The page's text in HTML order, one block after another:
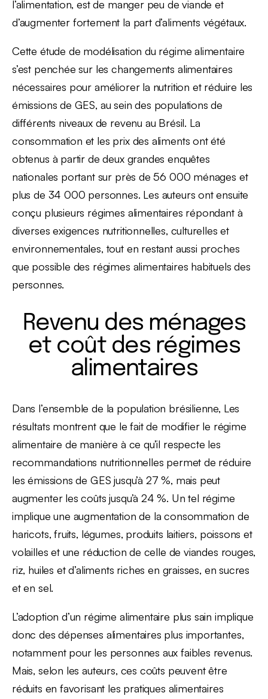
l’alimentation, est de manger peu de viande et
d’augmenter fortement la part d’aliments végétaux.
Cette étude de modélisation du régime alimentaire
s’est penchée sur les changements alimentaires
nécessaires pour améliorer la nutrition et réduire les
émissions de GES, au sein des populations de
différents niveaux de revenu au Brésil. La
consommation et les prix des aliments ont été
obtenus à partir de deux grandes enquêtes
nationales portant sur près de 56 000 ménages et
plus de 34 000 personnes. Les auteurs ont ensuite
conçu plusieurs régimes alimentaires répondant à
diverses exigences nutritionnelles, culturelles et
environnementales, tout en restant aussi proches
que possible des régimes alimentaires habituels des
personnes.
Revenu des ménages
et coût des régimes
alimentaires
Dans l’ensemble de la population brésilienne, Les
résultats montrent que le fait de modifier le régime
alimentaire de manière à ce qu’il respecte les
recommandations nutritionnelles permet de réduire
les émissions de GES jusqu’à 27 %, mais peut
augmenter les coûts jusqu’à 24 %. Un tel régime
implique une augmentation de la consommation de
haricots, fruits, légumes, produits laitiers, poissons et
volailles et une réduction de celle de viandes rouges,
riz, huiles et d’aliments riches en graisses, en sucres
et en sel.
L’adoption d’un régime alimentaire plus sain implique
donc des dépenses alimentaires plus importantes,
notamment pour les personnes aux faibles revenus.
Mais, selon les auteurs, ces coûts peuvent être
réduits en favorisant les pratiques alimentaires